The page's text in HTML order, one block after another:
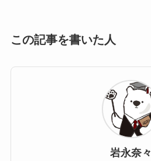
この記事を書いた人
岩永奈々